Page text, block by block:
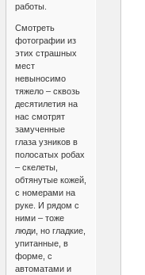
работы.
Смотреть
фотографии из
этих страшных
мест
невыносимо
тяжело – сквозь
десятилетия на
нас смотрят
замученные
глаза узников в
полосатых робах
– скелеты,
обтянутые кожей,
с номерами на
руке. И рядом с
ними – тоже
люди, но гладкие,
упитанные, в
форме, с
автоматами и